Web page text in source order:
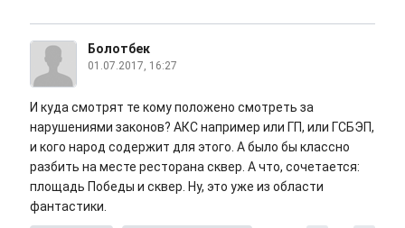
Болотбек
01.07.2017, 16:27
И куда смотрят те кому положено смотреть за
нарушениями законов? АКС например или ГП, или ГСБЭП,
и кого народ содержит для этого. А было бы классно
разбить на месте ресторана сквер. А что, сочетается:
площадь Победы и сквер. Ну, это уже из области
фантастики.